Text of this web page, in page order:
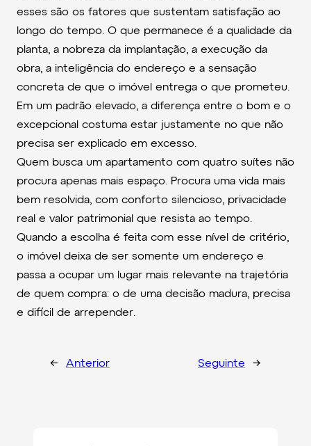
esses são os fatores que sustentam satisfação ao
longo do tempo. O que permanece é a qualidade da
planta, a nobreza da implantação, a execução da
obra, a inteligência do endereço e a sensação
concreta de que o imóvel entrega o que prometeu.
Em um padrão elevado, a diferença entre o bom e o
excepcional costuma estar justamente no que não
precisa ser explicado em excesso.
Quem busca um apartamento com quatro suítes não
procura apenas mais espaço. Procura uma vida mais
bem resolvida, com conforto silencioso, privacidade
real e valor patrimonial que resista ao tempo.
Quando a escolha é feita com esse nível de critério,
o imóvel deixa de ser somente um endereço e
passa a ocupar um lugar mais relevante na trajetória
de quem compra: o de uma decisão madura, precisa
e difícil de arrepender.
← Anterior Seguinte →